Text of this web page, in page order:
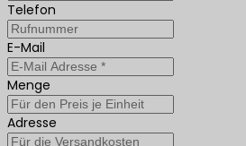
Telefon
E-Mail
Menge
Adresse